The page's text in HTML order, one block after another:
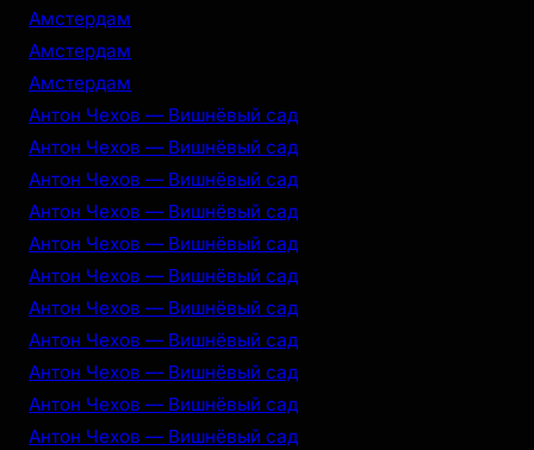
Амстердам
Амстердам
Амстердам
Антон Чехов — Вишнёвый сад
Антон Чехов — Вишнёвый сад
Антон Чехов — Вишнёвый сад
Антон Чехов — Вишнёвый сад
Антон Чехов — Вишнёвый сад
Антон Чехов — Вишнёвый сад
Антон Чехов — Вишнёвый сад
Антон Чехов — Вишнёвый сад
Антон Чехов — Вишнёвый сад
Антон Чехов — Вишнёвый сад
Антон Чехов — Вишнёвый сад